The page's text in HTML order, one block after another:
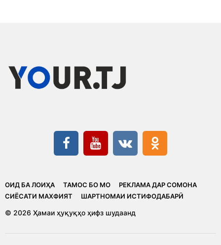
ОИД БА ЛОИҲА ТАМОС БО МО
РЕКЛАМА ДАР СОМОНА
CИЁСАТИ МАХФИЯТ
ШАРТНОМАИ ИСТИФОДАБАРӢ
© 2026 Ҳамаи ҳуқуқҳо ҳифз шудаанд